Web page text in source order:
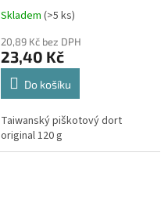
Skladem (>5 ks)
20,89 Kč bez DPH
23,40 Kč
Do košíku
Taiwanský piškotový dort
original 120 g